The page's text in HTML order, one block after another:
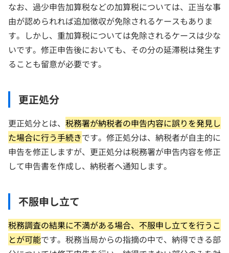
なお、過少申告加算税などの加算税については、正当な事
由が認められれば追加徴収が免除されるケースもありま
す。しかし、重加算税については免除されるケースは少な
いです。修正申告後においても、その分の延滞税は発生す
ることも留意が必要です。
更正処分
更正処分とは、 税務署が納税者の申告内容に誤りを発見し
た場合に行う手続きです。修正処分は、納税者が自主的に
申告を修正しますが、更正処分は税務署が申告内容を修正
して申告書を作成し、納税者へ通知します。
不服申し立て
税務調査の結果に不満がある場合、不服申し立てを行うこ
とが可能です。税務当局からの指摘の中で、納得できる部